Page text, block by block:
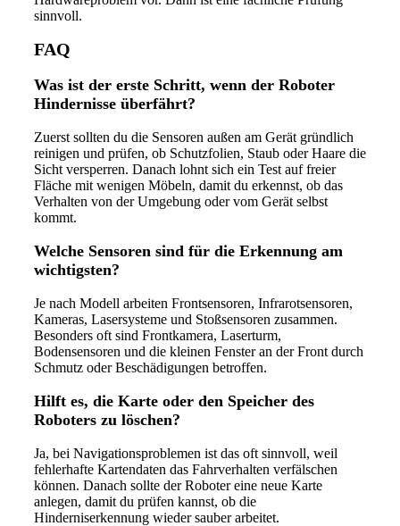
sinnvoll.
FAQ
Was ist der erste Schritt, wenn der Roboter
Hindernisse überfährt?
Zuerst sollten du die Sensoren außen am Gerät gründlich
reinigen und prüfen, ob Schutzfolien, Staub oder Haare die
Sicht versperren. Danach lohnt sich ein Test auf freier
Fläche mit wenigen Möbeln, damit du erkennst, ob das
Verhalten von der Umgebung oder vom Gerät selbst
kommt.
Welche Sensoren sind für die Erkennung am
wichtigsten?
Je nach Modell arbeiten Frontsensoren, Infrarotsensoren,
Kameras, Lasersysteme und Stoßsensoren zusammen.
Besonders oft sind Frontkamera, Laserturm,
Bodensensoren und die kleinen Fenster an der Front durch
Schmutz oder Beschädigungen betroffen.
Hilft es, die Karte oder den Speicher des
Roboters zu löschen?
Ja, bei Navigationsproblemen ist das oft sinnvoll, weil
fehlerhafte Kartendaten das Fahrverhalten verfälschen
können. Danach sollte der Roboter eine neue Karte
anlegen, damit du prüfen kannst, ob die
Hinderniserkennung wieder sauber arbeitet.